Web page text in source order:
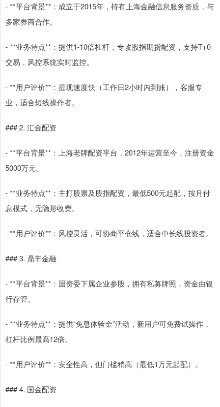
- **平台背景**：成立于2015年，持有上海金融信息服务资质，与
多家券商合作。
- **业务特点**：提供1-10倍杠杆，专攻股指期货配资，支持T+0
交易，风控系统实时监控。
- **用户评价**：提现速度快（工作日2小时内到账），客服专
业，适合短线操作者。
### 2. 汇金配资
- **平台背景**：上海老牌配资平台，2012年运营至今，注册资金
5000万元。
- **业务特点**：主打股票及股指配资，最低500元起配，按月付
息模式，无隐形收费。
- **用户评价**：风控灵活，可协商平仓线，适合中长线投资者。
### 3. 鼎丰金融
- **平台背景**：国资委下属企业参股，拥有私募牌照，资金由银
行存管。
- **业务特点**：提供“免息体验金”活动，新用户可免费试操作，
杠杆比例最高12倍。
- **用户评价**：安全性高，但门槛稍高（最低1万元起配）。
### 4. 国金配资